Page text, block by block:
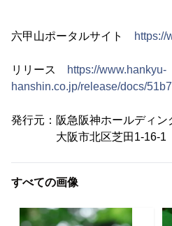
六甲山ポータルサイト https://
リリース
https://www.hankyu-
hanshin.co.jp/release/docs/
発行元：阪急阪神ホールディン
大阪市北区芝田1-16-1
すべての画像